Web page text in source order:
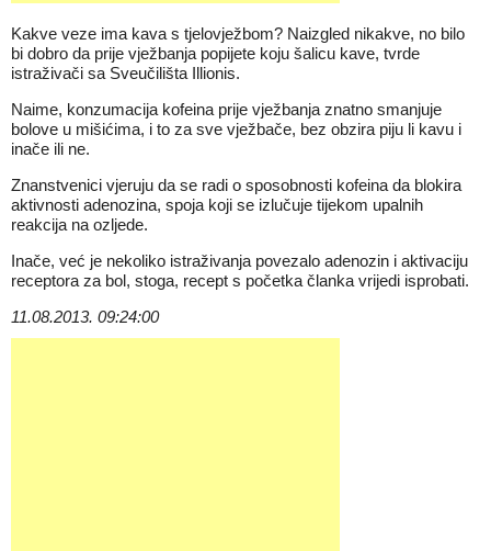
Kakve veze ima kava s tjelovježbom? Naizgled nikakve, no bilo
bi dobro da prije vježbanja popijete koju šalicu kave, tvrde
istraživači sa Sveučilišta Illionis.
Naime, konzumacija kofeina prije vježbanja znatno smanjuje
bolove u mišićima, i to za sve vježbače, bez obzira piju li kavu i
inače ili ne.
Znanstvenici vjeruju da se radi o sposobnosti kofeina da blokira
aktivnosti adenozina, spoja koji se izlučuje tijekom upalnih
reakcija na ozljede.
Inače, već je nekoliko istraživanja povezalo adenozin i aktivaciju
receptora za bol, stoga, recept s početka članka vrijedi isprobati.
11.08.2013. 09:24:00